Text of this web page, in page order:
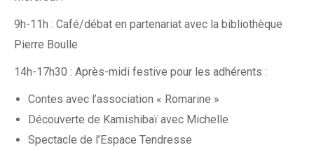
9h-11h : Café/débat en partenariat avec la bibliothèque
Pierre Boulle
14h-17h30 : Après-midi festive pour les adhérents :
Contes avec l’association « Romarine »
Découverte de Kamishibaï avec Michelle
Spectacle de l’Espace Tendresse